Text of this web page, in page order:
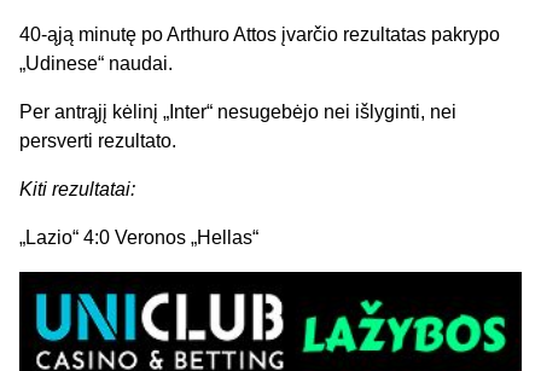
40-ąją minutę po Arthuro Attos įvarčio rezultatas pakrypo
„Udinese“ naudai.
Per antrąjį kėlinį „Inter“ nesugebėjo nei išlyginti, nei
persverti rezultato.
Kiti rezultatai:
„Lazio“ 4:0 Veronos „Hellas“